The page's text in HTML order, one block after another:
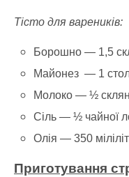
Тісто для вареників:
Борошно — 1,5
Майонез — 1
Молоко — ½
Сіль — ½ чайної
Олія — 350
Приготування